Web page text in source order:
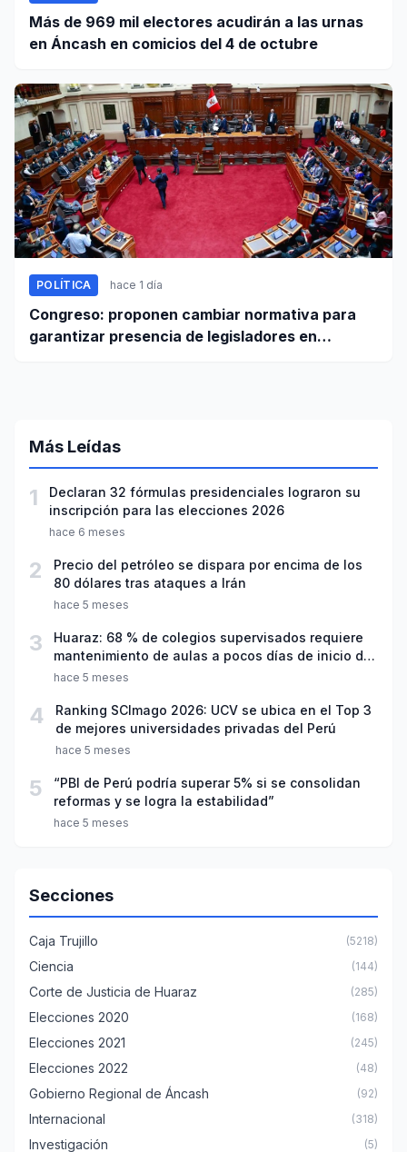
Más de 969 mil electores acudirán a las urnas
en Áncash en comicios del 4 de octubre
POLÍTICA hace 1 día
Congreso: proponen cambiar normativa para
garantizar presencia de legisladores en
Más Leídas
1
Declaran 32 fórmulas presidenciales lograron su
inscripción para las elecciones 2026
hace 6 meses
2
Precio del petróleo se dispara por encima de los
80 dólares tras ataques a Irán
hace 5 meses
3
Huaraz: 68 % de colegios supervisados requiere
mantenimiento de aulas a pocos días de inicio del
año escolar 2026
hace 5 meses
4
Ranking SCImago 2026: UCV se ubica en el Top 3
de mejores universidades privadas del Perú
hace 5 meses
5
“PBI de Perú podría superar 5% si se consolidan
reformas y se logra la estabilidad”
hace 5 meses
Secciones
Caja Trujillo (5218)
Ciencia (144)
Corte de Justicia de Huaraz (285)
Elecciones 2020 (168)
Elecciones 2021 (245)
Elecciones 2022 (48)
Gobierno Regional de Áncash (92)
Internacional (318)
Investigación (5)